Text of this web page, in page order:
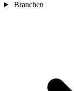
Branchen